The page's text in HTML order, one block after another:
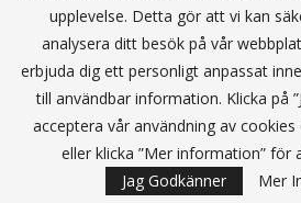
TeamViewer och
strategiskt partnerskap
upplevelse. Detta gör att vi kan
analysera ditt besök på vår
erbjuda dig ett personligt anpassat
till användbar information. Klicka på
acceptera vår användning av
eller klicka ”Mer information” för
Jag Godkänner
Mer